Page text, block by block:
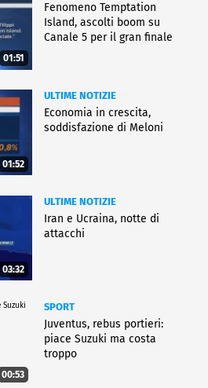
01:51
Fenomeno Temptation
Island, ascolti boom su
Canale 5 per il gran finale
01:52
ULTIME NOTIZIE
Economia in crescita,
soddisfazione di Meloni
03:32
ULTIME NOTIZIE
Iran e Ucraina, notte di
attacchi
00:53
SPORT
Juventus, rebus portieri:
piace Suzuki ma costa
troppo